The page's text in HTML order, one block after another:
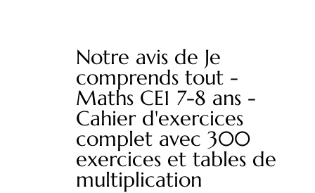
Notre avis de Je
comprends tout -
Maths CE1 7-8 ans -
Cahier d'exercices
complet avec 300
exercices et tables de
multiplication